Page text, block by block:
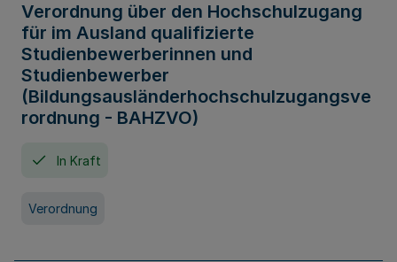
Verordnung über den Hochschulzugang
für im Ausland qualifizierte
Studienbewerberinnen und
Studienbewerber
(Bildungsausländerhochschulzugangsve
rordnung - BAHZVO)
In Kraft
Verordnung